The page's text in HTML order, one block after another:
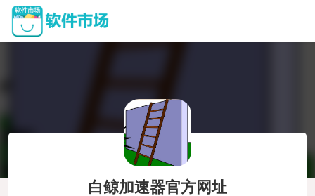
白鲸加速器官方网址